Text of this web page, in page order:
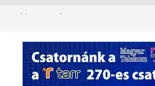
utca felújítása Marcaliban –
lakossági felháborodást váltott ki a
Marcaliban – VIDEÓ
a Balatonnál – az első félidő végén